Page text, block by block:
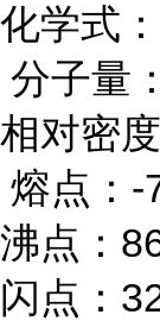
化学
分子量
相对密
熔点：
沸
闪点：